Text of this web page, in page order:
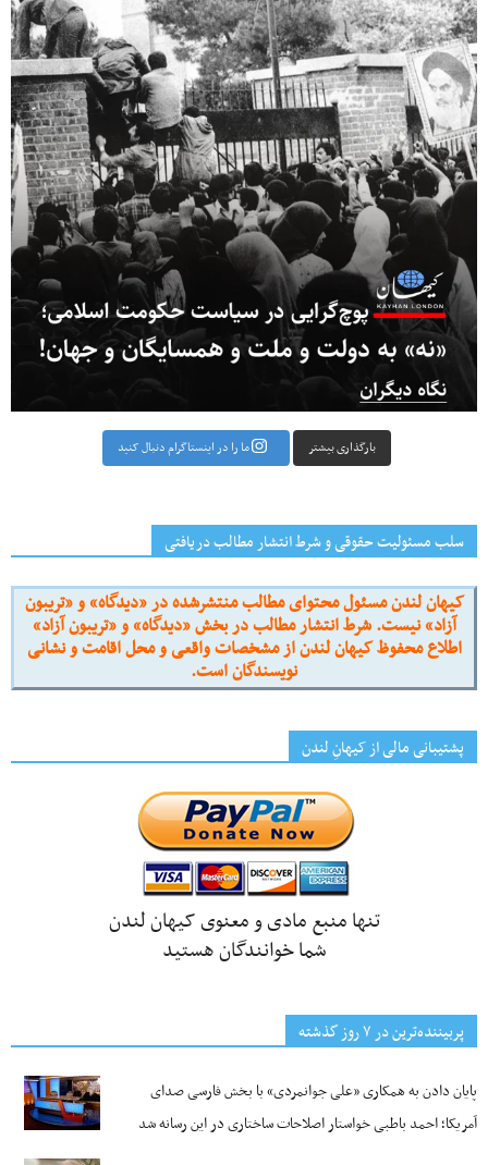
بارگذاری بیشتر ما را در اینستاگرام دنبال کنید
سلب مسئولیت حقوقی و شرط انتشار مطالب دریافتی
کیهان لندن مسئول محتوای مطالب منتشرشده در «دیدگاه» و «تریبون
آزاد» نیست. شرط انتشار مطالب در بخش «دیدگاه» و «تریبون آزاد»
اطلاع محفوظ کیهان لندن از مشخصات واقعی و محل اقامت و نشانی
نویسندگان است.
پشتیبانی مالی از کیهانِ لندن
تنها منبع مادی و معنوی کیهان لندن
شما خوانندگان هستید
پربیننده‌ترین‌ در ۷ روز گذشته
پایان دادن به همکاری «علی جوانمردی» با بخش فارسی صدای
آمریکا؛ احمد باطبی خواستار اصلاحات ساختاری در این رسانه شد